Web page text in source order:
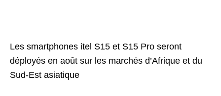
Les smartphones itel S15 et S15 Pro seront
déployés en août sur les marchés d’Afrique et du
Sud-Est asiatique